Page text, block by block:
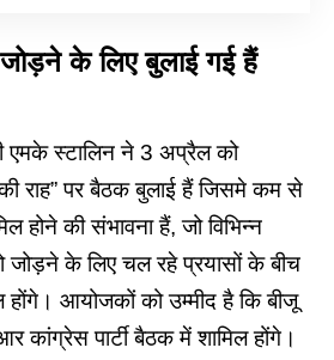
जोड़ने के लिए बुलाई गई हैं
एमके स्टालिन ने 3 अप्रैल को
राह” पर बैठक बुलाई हैं जिसमे कम से
होने की संभावना हैं, जो विभिन्न
जोड़ने के लिए चल रहे प्रयासों के बीच
होंगे। आयोजकों को उम्मीद है कि बीजू
कांग्रेस पार्टी बैठक में शामिल होंगे।